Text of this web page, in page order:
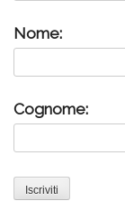
Nome:
Cognome: